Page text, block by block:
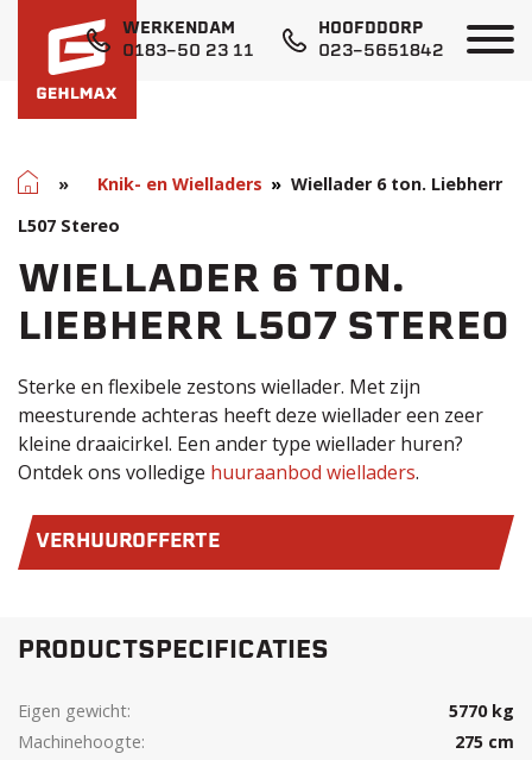
WERKENDAM
0183-50 23 11
HOOFDDORP
023-5651842
Home
» Knik- en Wielladers
Wiellader 6 ton. Liebherr
L507 Stereo
WIELLADER 6 TON.
LIEBHERR L507 STEREO
Sterke en flexibele zestons wiellader. Met zijn
meesturende achteras heeft deze wiellader een zeer
kleine draaicirkel. Een ander type wiellader huren?
Ontdek ons volledige huuraanbod wielladers.
VERHUUROFFERTE
PRODUCTSPECIFICATIES
Eigen gewicht:
5770 kg
Machinehoogte:
275 cm